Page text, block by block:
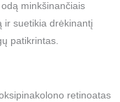
minkšinančiais
ir suetikia drėkinantį
patikrintas.
retinoatas